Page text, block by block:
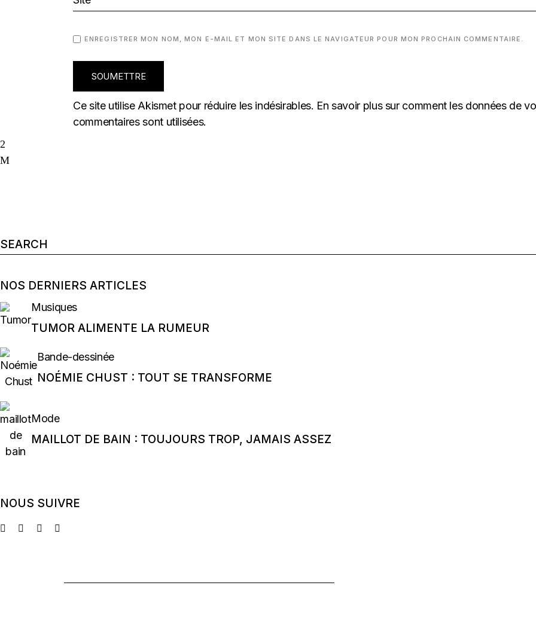
ENREGISTRER MON NOM, MON E-MAIL ET MON SITE DANS LE NAVIGATEUR POUR MON PROCHAIN COMMENTAIRE.
SOUMETTRE
Ce site utilise Akismet pour réduire les indésirables. En savoir plus sur comment les données de
commentaires sont utilisées.
Search
for:
NOS DERNIERS ARTICLES
Musiques
TUMOR ALIMENTE LA RUMEUR
Bande-dessinée
NOÉMIE CHUST : TOUT SE TRANSFORME
Mode
MAILLOT DE BAIN : TOUJOURS TROP, JAMAIS ASSEZ
NOUS SUIVRE